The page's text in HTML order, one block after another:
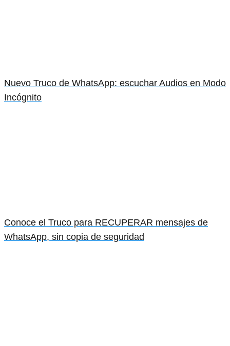
Nuevo Truco de WhatsApp: escuchar Audios en Modo
Incógnito
Conoce el Truco para RECUPERAR mensajes de
WhatsApp, sin copia de seguridad